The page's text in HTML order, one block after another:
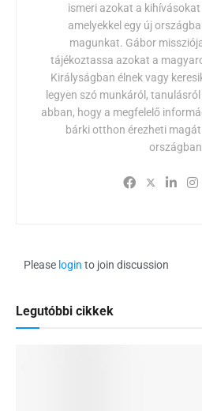
ismeri azokat a kihívásokat
amelyekkel egy új
magunkat. Gábor
tájékoztassa azokat a
Királyságban élnek vagy
legyen szó munkáról,
abban, hogy a megfelelő
bárki otthon érezheti
Please login to join discussion
Legutóbbi cikkek